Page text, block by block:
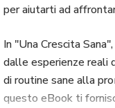
per aiutarti ad
In "Una Crescita
dalle esperienze reali
di routine sane alla
questo eBook ti